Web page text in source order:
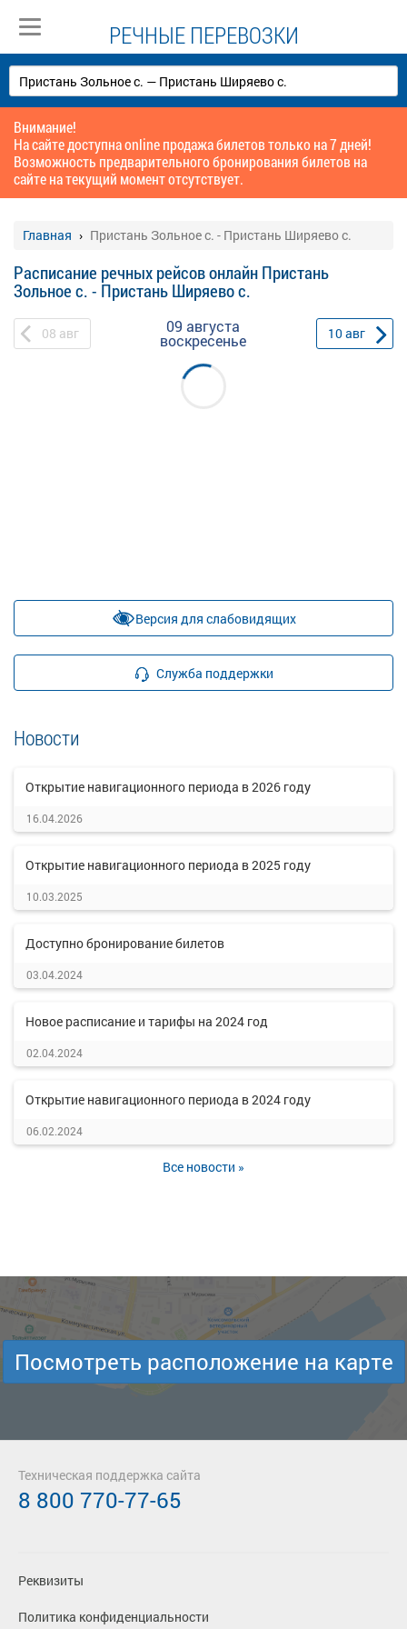
РЕЧНЫЕ ПЕРЕВОЗКИ
Внимание!
На сайте доступна online продажа билетов только на 7 дней!
Возможность предварительного бронирования билетов на
сайте на текущий момент отсутствует.
Главная Пристань Зольное с. - Пристань Ширяево с.
Расписание речных рейсов онлайн Пристань
Зольное с. - Пристань Ширяево с.
08 авг 09 августа
воскресенье 10авг
Версия для слабовидящих
Служба поддержки
Новости
Открытие навигационного периода в 2026 году
16.04.2026
Открытие навигационного периода в 2025 году
10.03.2025
Доступно бронирование билетов
03.04.2024
Новое расписание и тарифы на 2024 год
02.04.2024
Открытие навигационного периода в 2024 году
06.02.2024
Все новости »
Посмотреть расположение на карте
Реквизиты
Политика конфиденциальности
Техническая поддержка сайта
8 800 770-77-65